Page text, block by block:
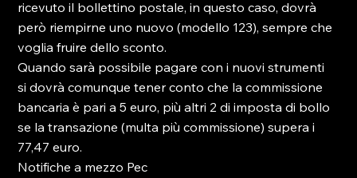
ricevuto il bollettino postale, in questo caso, dovrà
però riempirne uno nuovo (modello 123), sempre che
voglia fruire dello sconto.
Quando sarà possibile pagare con i nuovi strumenti
si dovrà comunque tener conto che la commissione
bancaria è pari a 5 euro, più altri 2 di imposta di bollo
se la transazione (multa più commissione) supera i
77,47 euro.
Notifiche a mezzo Pec